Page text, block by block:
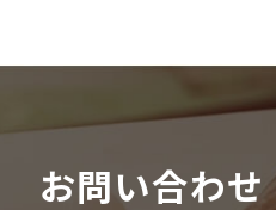
お問い合わせ